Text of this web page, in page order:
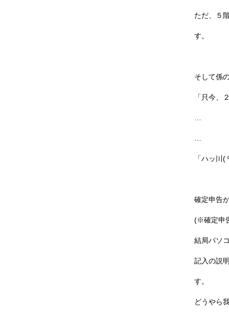
ただ、５
す。
そして係
「只今、
…
…
「ハッ〣(
確定申告
(※確定申
結局パソ
記入の説
す。
どうやら